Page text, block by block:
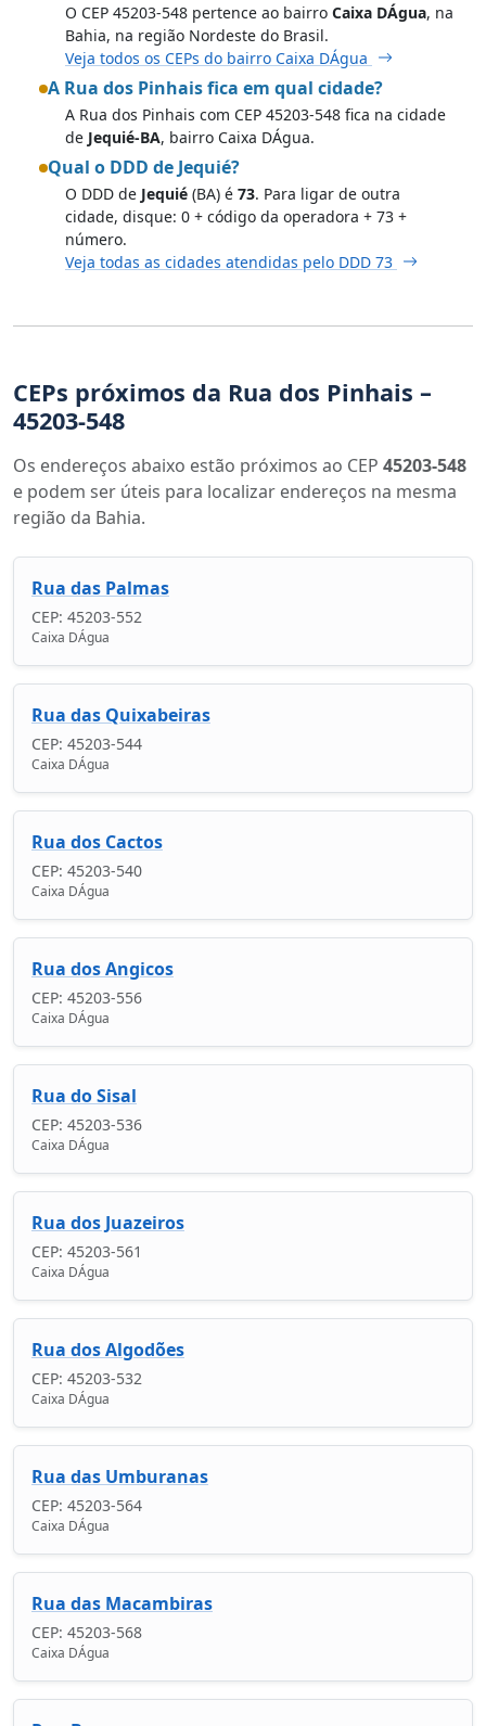
O CEP 45203-548 pertence ao bairro Caixa DÁgua, na
Bahia, na região Nordeste do Brasil.
Veja todos os CEPs do bairro Caixa DÁgua
A Rua dos Pinhais fica em qual cidade?
A Rua dos Pinhais com CEP 45203-548 fica na cidade
de Jequié-BA, bairro Caixa DÁgua.
Qual o DDD de Jequié?
O DDD de Jequié (BA) é 73. Para ligar de outra
cidade, disque: 0 + código da operadora + 73 +
número.
Veja todas as cidades atendidas pelo DDD 73
CEPs próximos da Rua dos Pinhais –
45203-548
Os endereços abaixo estão próximos ao CEP 45203-548
e podem ser úteis para localizar endereços na mesma
região da Bahia.
Rua das Palmas
CEP: 45203-552
Caixa DÁgua
Rua das Quixabeiras
CEP: 45203-544
Caixa DÁgua
Rua dos Cactos
CEP: 45203-540
Caixa DÁgua
Rua dos Angicos
CEP: 45203-556
Caixa DÁgua
Rua do Sisal
CEP: 45203-536
Caixa DÁgua
Rua dos Juazeiros
CEP: 45203-561
Caixa DÁgua
Rua dos Algodões
CEP: 45203-532
Caixa DÁgua
Rua das Umburanas
CEP: 45203-564
Caixa DÁgua
Rua das Macambiras
CEP: 45203-568
Caixa DÁgua